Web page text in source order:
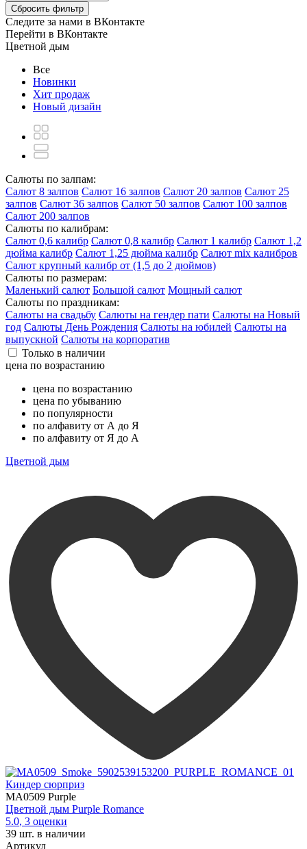
Сбросить фильтр
Следите за нами в ВКонтакте
Перейти в ВКонтакте
Цветной дым
Все
Новинки
Хит продаж
Новый дизайн
Салюты по залпам:
Салют 8 залпов Салют 16 залпов Салют 20 залпов Салют 25
залпов Салют 36 залпов Салют 50 залпов Салют 100 залпов
Салют 200 залпов
Салюты по калибрам:
Салют 0,6 калибр Салют 0,8 калибр Салют 1 калибр Салют 1,2
дюйма калибр Салют 1,25 дюйма калибр Салют mix калибров
Салют крупный калибр от (1,5 до 2 дюймов)
Салюты по размерам:
Маленький салют Большой салют Мощный салют
Салюты по праздникам:
Салюты на свадьбу Салюты на гендер пати Салюты на Новый
год Салюты День Рождения Салюты на юбилей Салюты на
выпускной Салюты на корпоратив
Только в наличии
цена по возрастанию
цена по возрастанию
цена по убыванию
по популярности
по алфавиту от А до Я
по алфавиту от Я до А
Цветной дым
Киндер сюрприз
MA0509 Purple
Цветной дым Purple Romance
5.0, 3 оценки
39 шт. в наличии
Артикул